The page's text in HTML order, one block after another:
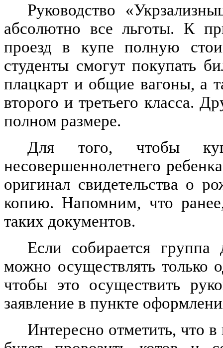
Руководство
абсолютно все льготы. К
проезд в купе полную
студенты смогут покупать
плацкарт и общие вагоны, а
второго и третьего класса.
полном размере.
Для того, чтобы
несовершеннолетнего
оригинал свидетельства о
копию. Напомним, что
таких документов.
Если собирается
можно осуществлять только
чтобы это осуществить
заявление в пункте
Интересно отметить, что